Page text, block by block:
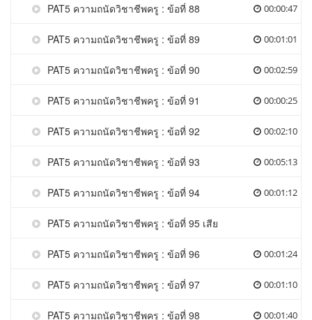
PAT5 ความถนัดวิชาชีพครู : ข้อที่ 88 00:00:47
PAT5 ความถนัดวิชาชีพครู : ข้อที่ 89 00:01:01
PAT5 ความถนัดวิชาชีพครู : ข้อที่ 90 00:02:59
PAT5 ความถนัดวิชาชีพครู : ข้อที่ 91 00:00:25
PAT5 ความถนัดวิชาชีพครู : ข้อที่ 92 00:02:10
PAT5 ความถนัดวิชาชีพครู : ข้อที่ 93 00:05:13
PAT5 ความถนัดวิชาชีพครู : ข้อที่ 94 00:01:12
PAT5 ความถนัดวิชาชีพครู : ข้อที่ 95 เสีย
PAT5 ความถนัดวิชาชีพครู : ข้อที่ 96 00:01:24
PAT5 ความถนัดวิชาชีพครู : ข้อที่ 97 00:01:10
PAT5 ความถนัดวิชาชีพครู : ข้อที่ 98 00:01:40